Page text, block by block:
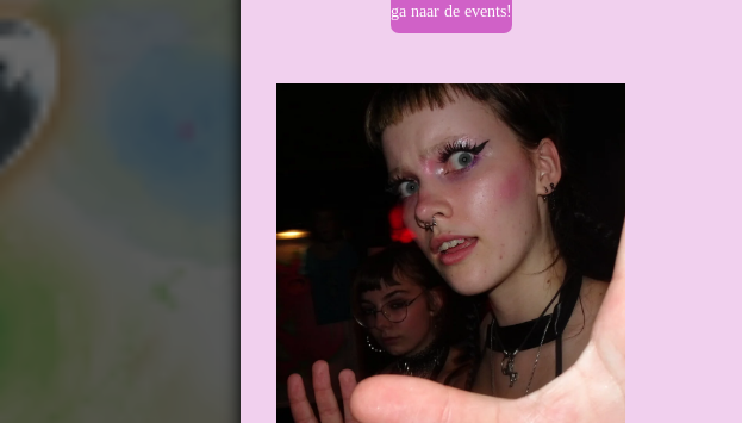
ga naar de events!